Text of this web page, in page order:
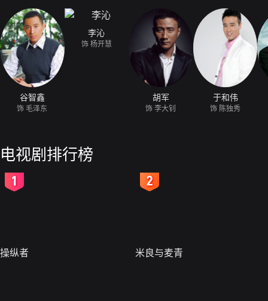
谷智鑫
饰 毛泽东
李沁
饰 杨开慧
胡军
饰 李大钊
于和伟
饰 陈独秀
电视剧排行榜
操纵者 米良与麦青